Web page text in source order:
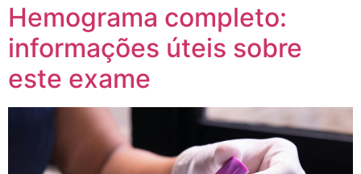
Hemograma completo:
informações úteis sobre
este exame